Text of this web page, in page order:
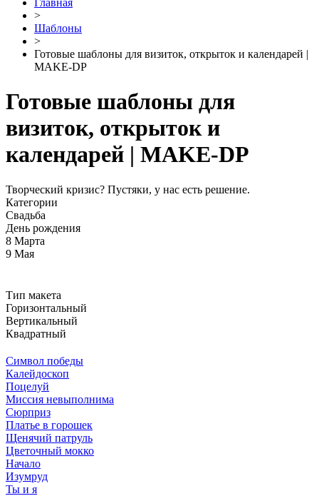
Главная
>
Шаблоны
>
Готовые шаблоны для визиток, открыток и календарей |
MAKE-DP
Готовые шаблоны для
визиток, открыток и
календарей | MAKE-DP
Творческий кризис? Пустяки, у нас есть решение.
Категории
Свадьба
День рождения
8 Марта
9 Мая
Тип макета
Горизонтальный
Вертикальный
Квадратный
Символ победы
Калейдоскоп
Поцелуй
Миссия невыполнима
Сюрприз
Платье в горошек
Щенячий патруль
Цветочный мокко
Начало
Изумруд
Ты и я